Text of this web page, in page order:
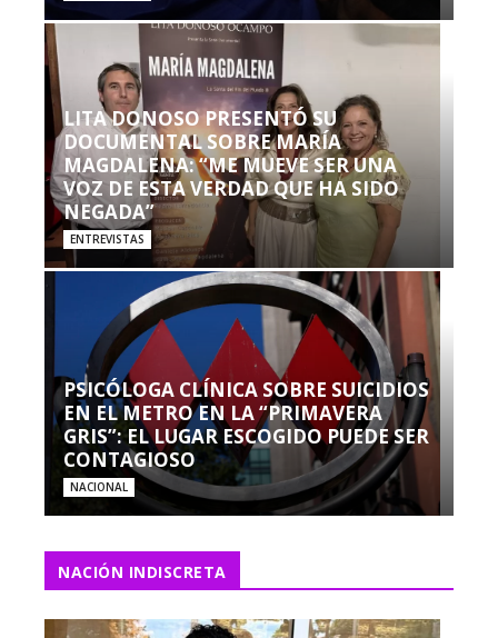
LITA DONOSO PRESENTÓ SU
DOCUMENTAL SOBRE MARÍA
MAGDALENA: “ME MUEVE SER UNA
VOZ DE ESTA VERDAD QUE HA SIDO
NEGADA”
ENTREVISTAS
PSICÓLOGA CLÍNICA SOBRE SUICIDIOS
EN EL METRO EN LA “PRIMAVERA
GRIS”: EL LUGAR ESCOGIDO PUEDE SER
CONTAGIOSO
NACIONAL
NACIÓN INDISCRETA